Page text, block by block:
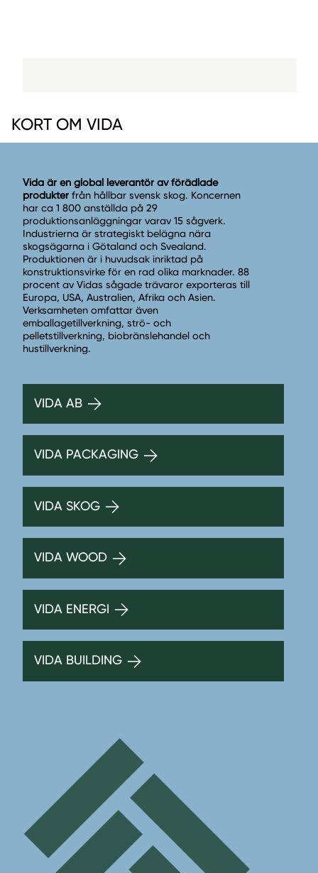
KORT OM VIDA
Vida är en global leverantör av förädlade
produkter från hållbar svensk skog. Koncernen
har ca 1 800 anställda på 29
produktionsanläggningar varav 15 sågverk.
Industrierna är strategiskt belägna nära
skogsägarna i Götaland och Svealand.
Produktionen är i huvudsak inriktad på
konstruktionsvirke för en rad olika marknader. 88
procent av Vidas sågade trävaror exporteras till
Europa, USA, Australien, Afrika och Asien.
Verksamheten omfattar även
emballagetillverkning, strö- och
pelletstillverkning, biobränslehandel och
hustillverkning.
VIDA AB
VIDA PACKAGING
VIDA SKOG
VIDA WOOD
VIDA ENERGI
VIDA BUILDING